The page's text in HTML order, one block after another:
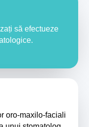
să efectueze
oro-maxilo-faciali